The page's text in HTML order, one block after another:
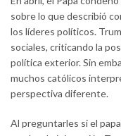
sobre lo que describió
los líderes políticos.
sociales, criticando la
política exterior. Sin
muchos católicos
perspectiva diferente.
Al preguntarles si el